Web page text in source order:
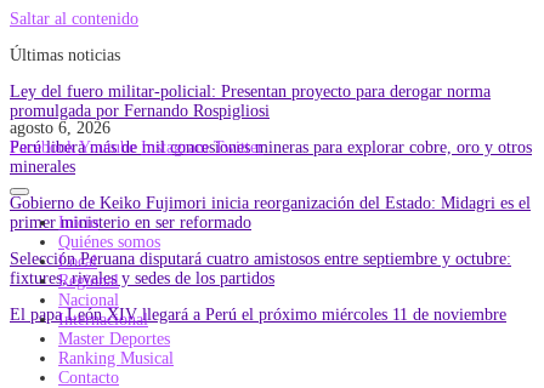
Saltar al contenido
Últimas noticias
Ley del fuero militar-policial: Presentan proyecto para derogar norma
promulgada por Fernando Rospigliosi
Perú libera más de mil concesiones mineras para explorar cobre, oro y otros
minerales
Gobierno de Keiko Fujimori inicia reorganización del Estado: Midagri es el
primer ministerio en ser reformado
Selección Peruana disputará cuatro amistosos entre septiembre y octubre:
fixtures, rivales y sedes de los partidos
El papa León XIV llegará a Perú el próximo miércoles 11 de noviembre
agosto 6, 2026
Facebook Youtube Instagram Twitter
Inicio
Quiénes somos
Local
Regional
Nacional
Internacional
Master Deportes
Ranking Musical
Contacto